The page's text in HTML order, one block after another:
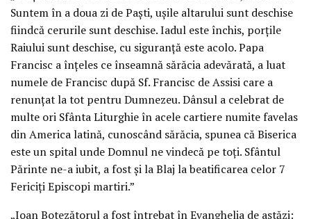
Suntem în a doua zi de Paști, ușile altarului sunt deschise
fiindcă cerurile sunt deschise. Iadul este închis, porțile
Raiului sunt deschise, cu siguranță este acolo. Papa
Francisc a înțeles ce înseamnă sărăcia adevărată, a luat
numele de Francisc după Sf. Francisc de Assisi care a
renunțat la tot pentru Dumnezeu. Dânsul a celebrat de
multe ori Sfânta Liturghie în acele cartiere numite favelas
din America latină, cunoscând sărăcia, spunea că Biserica
este un spital unde Domnul ne vindecă pe toți. Sfântul
Părinte ne-a iubit, a fost și la Blaj la beatificarea celor 7
Fericiți Episcopi martiri.”
„Ioan Botezătorul a fost întrebat în Evanghelia de astăzi: